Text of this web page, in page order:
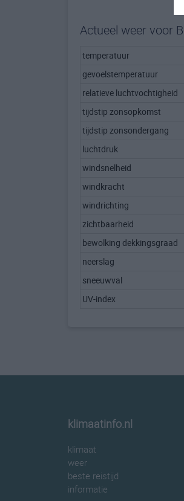
Actueel weer voor
temperatuur
gevoelstemperatuur
relatieve luchtvochtigheid
tijdstip zonsopkomst
tijdstip zonsondergang
luchtdruk
windsnelheid
windkracht
windrichting
zichtbaarheid
bewolking dekkingsgraad
neerslag
sneeuwval
UV-index
klimaatinfo.nl
klimaat
weer
beste reistijd
informatie